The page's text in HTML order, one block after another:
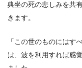
典坐の死の悲しみを共
きます。
「この世のものにはす
は、波を利用すれば感